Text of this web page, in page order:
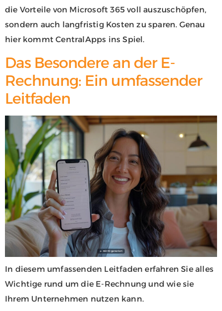
die Vorteile von Microsoft 365 voll auszuschöpfen,
sondern auch langfristig Kosten zu sparen. Genau
hier kommt CentralApps ins Spiel.
Das Besondere an der E-
Rechnung: Ein umfassender
Leitfaden
In diesem umfassenden Leitfaden erfahren Sie alles
Wichtige rund um die E-Rechnung und wie sie
Ihrem Unternehmen nutzen kann.